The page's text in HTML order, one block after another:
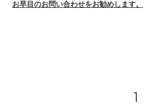
お早目のお問い合わせをお勧めします。
1